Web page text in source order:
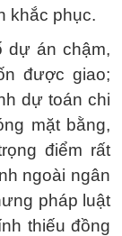
khắc phục.
dự án chậm,
được giao;
dự toán chi
mặt bằng,
điểm rất
ngoài ngân
pháp luật
thiếu đồng